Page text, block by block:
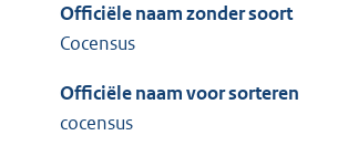
Officiële naam zonder soort
Cocensus
Officiële naam voor sorteren
cocensus